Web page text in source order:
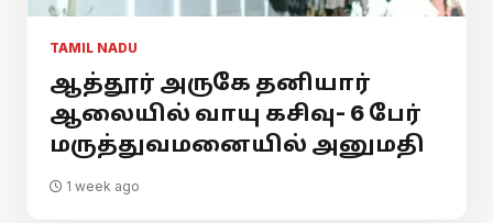
TAMIL NADU
ஆத்தூர் அருகே தனியார்
ஆலையில் வாயு கசிவு- 6 பேர்
மருத்துவமனையில் அனுமதி
1 week ago